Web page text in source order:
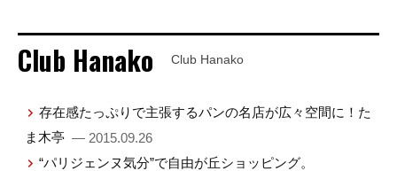
Club Hanako Club Hanako
存在感たっぷりで主張するパンの名店が広々空間に！た
ま木亭 — 2015.09.26
“パリジェンヌ気分”で自由が丘ショッピング。